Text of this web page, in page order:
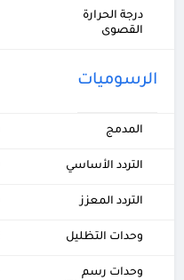
درجة الحرارة
القصوى
الرسوميات
المدمج
التردد الأساسي
التردد المعزز
وحدات التظليل
وحدات رسم